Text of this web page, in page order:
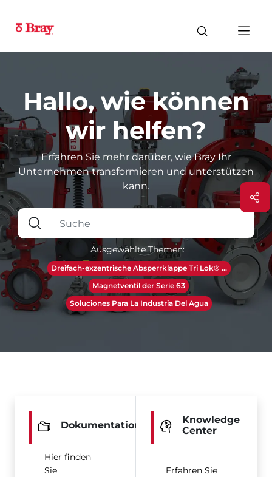
Hallo, wie können
wir helfen?
Erfahren Sie mehr darüber, wie Bray Ihr
Unternehmen transformieren und unterstützen
kann.
Ausgewählte Themen:
Dreifach-exzentrische Absperrklappe Tri Lok® ...
Magnetventil der Serie 63
Soluciones Para La Industria Del Agua
Dokumentation
Hier finden
Sie
Knowledge
Center
Erfahren Sie